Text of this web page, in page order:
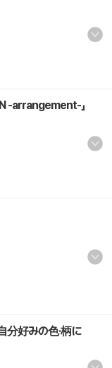
-arrangement-」
分好みの色·柄に